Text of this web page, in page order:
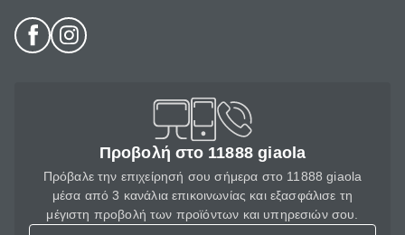
Προβολή στο 11888 giaola
Πρόβαλε την επιχείρησή σου σήμερα στο 11888 giaola
μέσα από 3 κανάλια επικοινωνίας και εξασφάλισε τη
μέγιστη προβολή των προϊόντων και υπηρεσιών σου.